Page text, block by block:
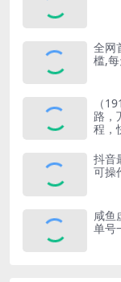
全网
槛,
（
路，
程，
抖音
可操
咸鱼
单号